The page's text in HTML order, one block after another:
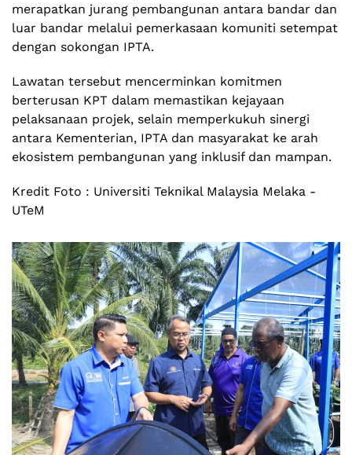
merapatkan jurang pembangunan antara bandar dan
luar bandar melalui pemerkasaan komuniti setempat
dengan sokongan IPTA.
Lawatan tersebut mencerminkan komitmen
berterusan KPT dalam memastikan kejayaan
pelaksanaan projek, selain memperkukuh sinergi
antara Kementerian, IPTA dan masyarakat ke arah
ekosistem pembangunan yang inklusif dan mampan.
Kredit Foto : Universiti Teknikal Malaysia Melaka -
UTeM